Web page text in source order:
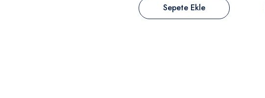
Sepete Ekle